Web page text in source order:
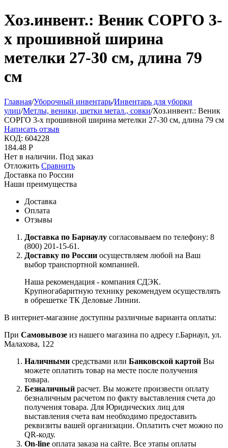
Хоз.инвент.: Веник СОРГО 3-
х прошивной ширина
метелки 27-30 см, длина 79
см
Главная/Уборочный инвентарь/Инвентарь для уборки
улиц/Метлы, веники, щетки метал., совки/Хоз.инвент.: Веник
СОРГО 3-х прошивной ширина метелки 27-30 см, длина 79 см
Написать отзыв
КОД: 604228
184.48 Р
Нет в наличии. Под заказ
Отложить Сравнить
Доставка по России
Наши преимущества
Доставка
Оплата
Отзывы
Доставка по Барнаулу согласовываем по телефону: 8
(800) 201-15-61.
Доставку по России осуществляем любой на Ваш
выбор транспортной компанией.
Наша рекомендация - компания СДЭК.
Крупногабаритную технику рекомендуем осуществлять
в обрешетке ТК Деловые Линии.
В интернет-магазине доступны различные варианта оплаты:
При Самовывозе из нашего магазина по адресу г.Барнаул, ул.
Малахова, 122
Наличными средствами или Банковской картой Вы
можете оплатить товар на месте после получения
товара.
Безналичный расчет. Вы можете произвести оплату
безналичным расчетом по факту выставления счета до
получения товара. Для Юридических лиц для
выставления счета вам необходимо предоставить
реквизиты вашей организации. Оплатить счет можно по
QR-коду.
On-line оплата заказа на сайте. Все этапы оплаты